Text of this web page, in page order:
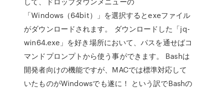
「Windows（64bit）」を選択するとexeファイル
がダウンロードされます。 ダウンロードした「jq-
win64.exe」を好き場所において、パスを通せばコ
マンドプロンプトから使う事ができます。 Bashは
開発者向けの機能ですが、MACでは標準対応して
いたものがWindowsでも遂に！ という訳でBashの